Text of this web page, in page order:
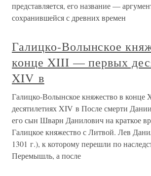
представляется, его название —
сохранившейся с древних времен
Галицко-Волынское
конце XIII — первых
XIV в
Галицко-Волынское княжество в
десятилетиях XIV в После смерти
его сын Шварн Данилович на краткое
Галицкое княжество с Литвой. Лев
1301 г.), к которому перешли по
Перемышль, а после